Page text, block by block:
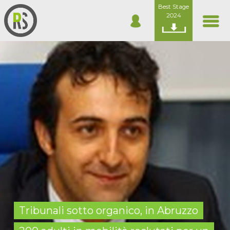
Best Stage
2024
Tribunali sotto organico, in Abruzzo